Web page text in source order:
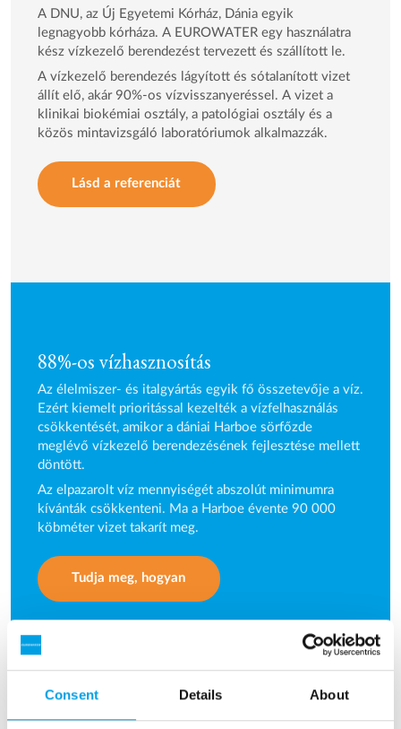
Consent Details About
A DNU, az Új Egyetemi Kórház, Dánia egyik
legnagyobb kórháza. A EUROWATER egy használatra
kész vízkezelő berendezést tervezett és szállított le.
A vízkezelő berendezés lágyított és sótalanított vizet
állít elő, akár 90%-os vízvisszanyeréssel. A vizet a
klinikai biokémiai osztály, a patológiai osztály és a
közös mintavizsgáló laboratóriumok alkalmazzák.
Lásd a referenciát
88%-os vízhasznosítás
Az élelmiszer- és italgyártás egyik fő összetevője a víz.
Ezért kiemelt prioritással kezelték a vízfelhasználás
csökkentését, amikor a dániai Harboe sörfőzde
meglévő vízkezelő berendezésének fejlesztése mellett
döntött.
Az elpazarolt víz mennyiségét abszolút minimumra
kívánták csökkenteni. Ma a Harboe évente 90 000
köbméter vizet takarít meg.
Tudja meg, hogyan